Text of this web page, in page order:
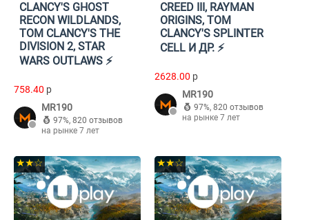
CLANCY'S GHOST
RECON WILDLANDS,
TOM CLANCY'S THE
DIVISION 2, STAR
WARS OUTLAWS ⚡️
758.40 p
MR190
97%, 820 отзывов
на рынке 7 лет
CREED III, RAYMAN
ORIGINS, TOM
CLANCY'S SPLINTER
CELL И ДР. ⚡️
2628.00 p
MR190
97%, 820 отзывов
на рынке 7 лет
★★☆ ★★☆